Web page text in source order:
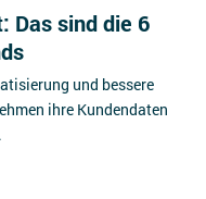
Das sind die 6
und bessere
ihre Kundendaten